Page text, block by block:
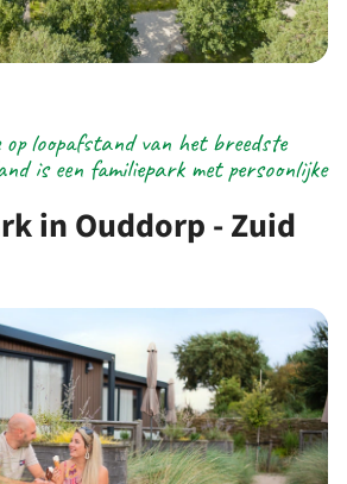
in Ouddorp - Zuid
op loopafstand van het breedste
is een familiepark met persoonlijke